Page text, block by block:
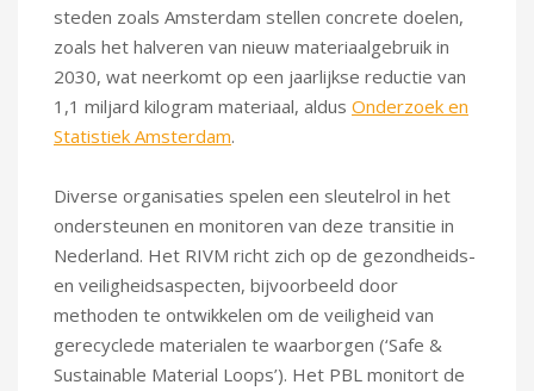
steden zoals Amsterdam stellen concrete doelen,
zoals het halveren van nieuw materiaalgebruik in
2030, wat neerkomt op een jaarlijkse reductie van
1,1 miljard kilogram materiaal, aldus Onderzoek en
Statistiek Amsterdam.
Diverse organisaties spelen een sleutelrol in het
ondersteunen en monitoren van deze transitie in
Nederland. Het RIVM richt zich op de gezondheids-
en veiligheidsaspecten, bijvoorbeeld door
methoden te ontwikkelen om de veiligheid van
gerecyclede materialen te waarborgen (‘Safe &
Sustainable Material Loops’). Het PBL monitort de